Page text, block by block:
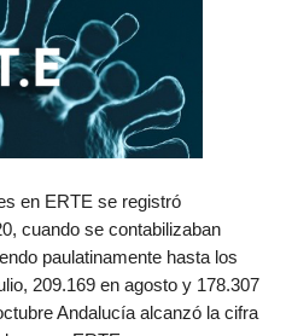
en ERTE se registró
cuando se contabilizaban
paulatinamente hasta los
209.169 en agosto y 178.307
Andalucía alcanzó la cifra